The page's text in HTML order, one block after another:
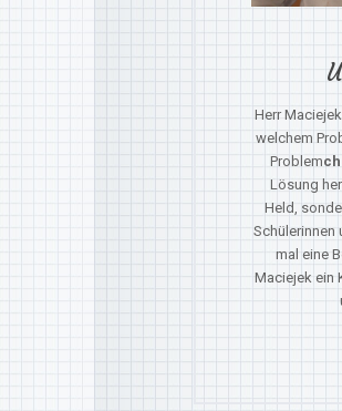
Herr
welchem
Problem
Lösung
Held,
Schülerinnen
mal eine
Maciejek ein